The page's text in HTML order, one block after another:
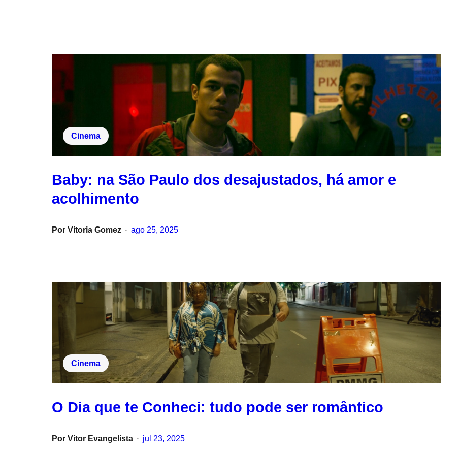
Cinema
Baby: na São Paulo dos desajustados, há amor e
acolhimento
Por Vitoria Gomez • ago 25, 2025
Cinema
O Dia que te Conheci: tudo pode ser romântico
Por Vitor Evangelista • jul 23, 2025